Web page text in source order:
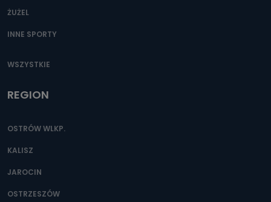
ŻUŻEL
INNE SPORTY
WSZYSTKIE
REGION
OSTRÓW WLKP.
KALISZ
JAROCIN
OSTRZESZÓW